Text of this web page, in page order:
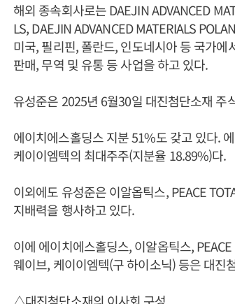
해외 종속회사로는 DAEJIN ADVANCED
LS, DAEJIN ADVANCED MATERIALS
미국, 필리핀, 폴란드, 인도네시아 등 국가
판매, 무역 및 유통 등 사업을 하고 있다.
유성준은 2025년 6월30일 대진첨단소재
에이치에스홀딩스 지분 51%도 갖고 있다.
케이이엠텍의 최대주주(지분율 18.89%)다.
이외에도 유성준은 이알옵틱스, PEACE
지배력을 행사하고 있다.
이에 에이치에스홀딩스, 이알옵틱스,
웨이브, 케이이엠텍(구 하이소닉) 등은 대진